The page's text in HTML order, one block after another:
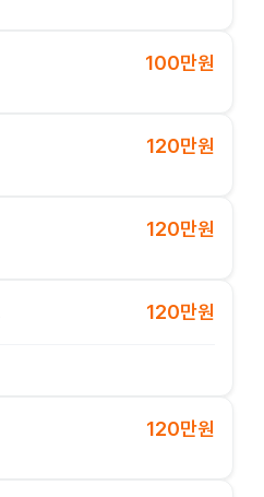
100만원
120만원
120만원
120만원
120만원